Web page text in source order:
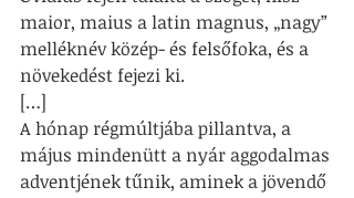
maior, maius a latin magnus, „nagy”
melléknév közép- és felsőfoka, és a
növekedést fejezi ki.
[…]
A hónap régmúltjába pillantva, a
május mindenütt a nyár aggodalmas
adventjének tűnik, aminek a jövendő